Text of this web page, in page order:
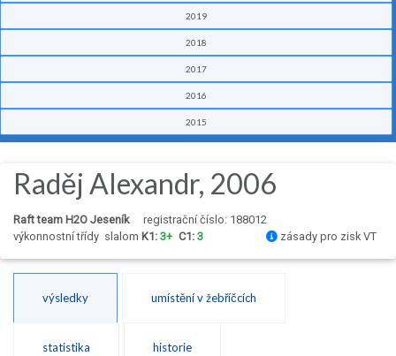
2019
2018
2017
2016
2015
Raděj Alexandr, 2006
Raft team H2O Jeseník
registrační číslo: 188012
výkonnostní třídy slalom K1: 3+ C1: 3 zásady pro zisk VT
výsledky umístění v žebříčcích
statistika historie